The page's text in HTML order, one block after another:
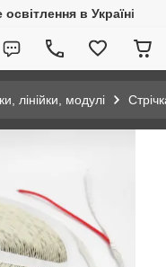
в Україні
лінійки, модулі